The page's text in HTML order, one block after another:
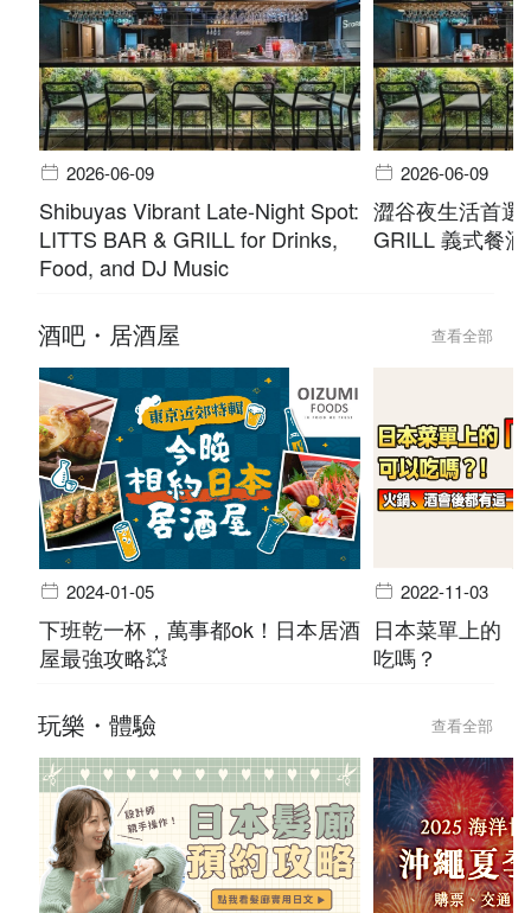
2026-06-09
Shibuyas Vibrant Late-Night Spot:
LITTS BAR & GRILL for Drinks,
Food, and DJ Music
2026-06-09
澀谷夜生活首
GRILL 義式餐
酒吧・居酒屋 查看全部
2024-01-05
下班乾一杯，萬事都ok！日本居酒
屋最強攻略💥
2022-11-03
日本菜單上的
吃嗎？
玩樂・體驗 查看全部